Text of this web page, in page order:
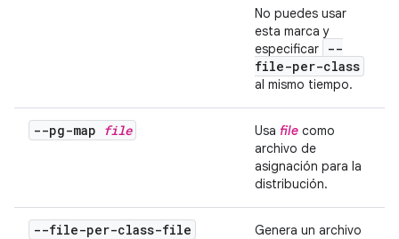
No puedes usar
esta marca y
especificar
--
file-per-class
al mismo tiempo.
--pg-map file Usa file como
archivo de
asignación para la
distribución.
--file-per-class-file
Genera un archivo